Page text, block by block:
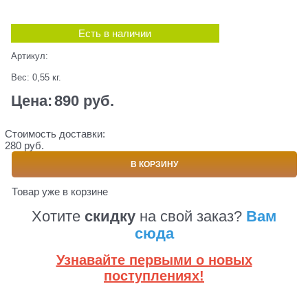
Есть в наличии
Артикул:
Вес: 0,55 кг.
Цена:890 руб.
Стоимость доставки:
280 руб.
В КОРЗИНУ
Товар уже в корзине
Хотите скидку на свой заказ? Вам
сюда
Узнавайте первыми о новых
поступлениях!